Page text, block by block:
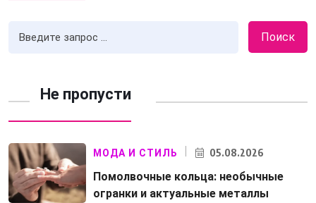
Поиск
Не пропусти
МОДА И СТИЛЬ 05.08.2026
Помолвочные кольца: необычные
огранки и актуальные металлы